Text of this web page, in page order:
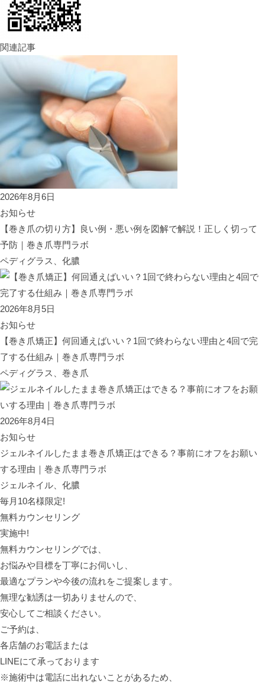
関連記事
2026年8月6日
お知らせ
【巻き爪の切り方】良い例・悪い例を図解で解説！正しく切って
予防｜巻き爪専門ラボ
ペディグラス、化膿
2026年8月5日
お知らせ
【巻き爪矯正】何回通えばいい？1回で終わらない理由と4回で完
了する仕組み｜巻き爪専門ラボ
ペディグラス、巻き爪
2026年8月4日
お知らせ
ジェルネイルしたまま巻き爪矯正はできる？事前にオフをお願い
する理由｜巻き爪専門ラボ
ジェルネイル、化膿
毎月10名様限定!
無料カウンセリング
実施中!
無料カウンセリングでは、
お悩みや目標を丁寧にお伺いし、
最適なプランや今後の流れをご提案します。
無理な勧誘は一切ありませんので、
安心してご相談ください。
ご予約は、
各店舗のお電話または
LINEにて承っております
※施術中は電話に出れないことがあるため、